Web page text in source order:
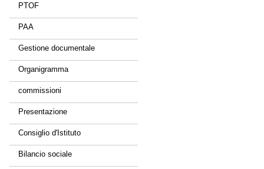
PTOF
PAA
Gestione documentale
Organigramma
commissioni
Presentazione
Consiglio d'Istituto
Bilancio sociale